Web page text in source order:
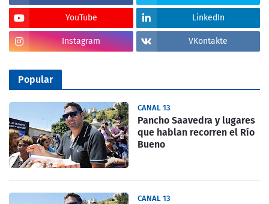
YouTube LinkedIn
Instagram VKontakte
Popular
CANAL 13
Pancho Saavedra y lugares
que hablan recorren el Río
Bueno
CANAL 13